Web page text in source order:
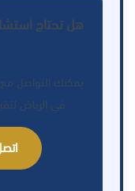
هل تحتاج
يمكنك التواصل
في الرياض
اتصل